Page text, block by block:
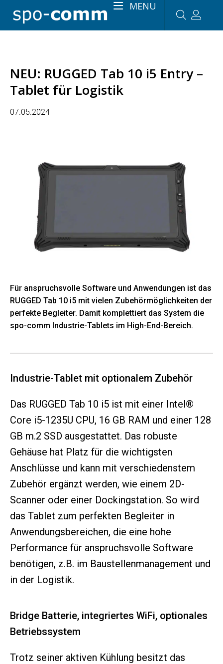
MENU
NEU: RUGGED Tab 10 i5 Entry –
Tablet für Logistik
07.05.2024
Für anspruchsvolle Software und Anwendungen ist das
RUGGED Tab 10 i5 mit vielen Zubehörmöglichkeiten der
perfekte Begleiter. Damit komplettiert das System die
spo-comm Industrie-Tablets im High-End-Bereich.
Industrie-Tablet mit optionalem Zubehör
Das RUGGED Tab 10 i5 ist mit einer Intel®
Core i5-1235U CPU, 16 GB RAM und einer 128
GB m.2 SSD ausgestattet. Das robuste
Gehäuse hat Platz für die wichtigsten
Anschlüsse und kann mit verschiedenstem
Zubehör ergänzt werden, wie einem 2D-
Scanner oder einer Dockingstation. So wird
das Tablet zum perfekten Begleiter in
Anwendungsbereichen, die eine hohe
Performance für anspruchsvolle Software
benötigen, z.B. im Baustellenmanagement und
in der Logistik.
Bridge Batterie, integriertes WiFi, optionales
Betriebssystem
Trotz seiner aktiven Kühlung besitzt das